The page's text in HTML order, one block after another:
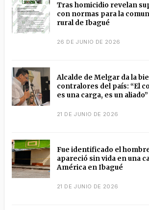
Tras homicidio revelan
con normas para la
rural de Ibagué
26 DE JUNIO DE 2026
Alcalde de Melgar da la
contralores del país: “El
es una carga, es un aliado”
21 DE JUNIO DE 2026
Fue identificado el
apareció sin vida en una
América en Ibagué
21 DE JUNIO DE 2026